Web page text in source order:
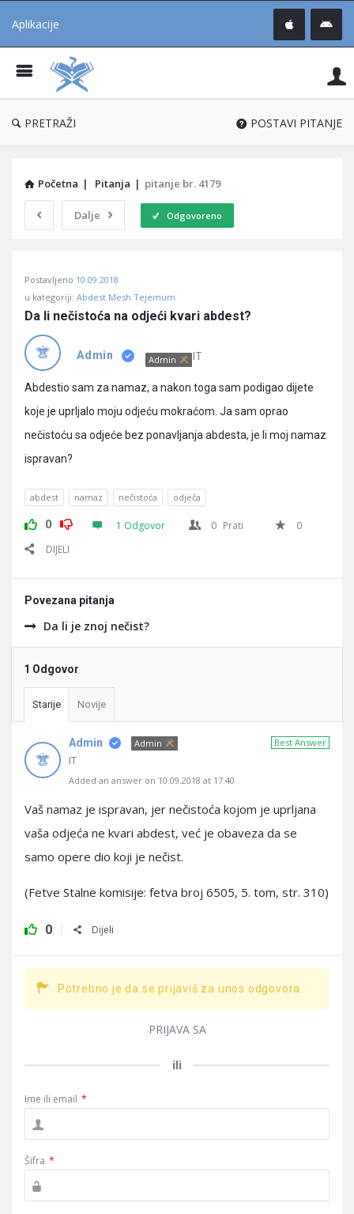
Aplikacije
®
PRETRAŽI POSTAVI PITANJE
Početna | Pitanja | pitanje br. 4179
Dalje Odgovoreno
Učene
Latest
Pitanja
Postavljeno 10.09.2018
u kategoriji: Abdest Mesh Tejemum
Da li nečistoća na odjeći kvari abdest?
Admin Admin IT
Abdestio sam za namaz, a nakon toga sam podigao dijete
koje je uprljalo moju odjeću mokraćom. Ja sam oprao
nečistoću sa odjeće bez ponavljanja abdesta, je li moj namaz
ispravan?
abdest namaz nečistoća odječa
0 1 Odgovor 0 Prati
0
DIJELI
Povezana pitanja
Da li je znoj nečist?
1 Odgovor
Starije Novije
Best Answer
Admin Admin
IT
Added an answer on 10.09.2018 at 17:40
Vaš namaz je ispravan, jer nečistoća kojom je uprljana
vaša odjeća ne kvari abdest, već je obaveza da se
samo opere dio koji je nečist.
(Fetve Stalne komisije: fetva broj 6505, 5. tom, str. 310)
0 Dijeli
Potrebno je da se prijaviš za unos odgovora.
PRIJAVA SA
ili
Ime ili email *
Šifra *